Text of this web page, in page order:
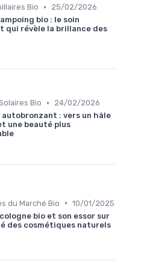
Bio •
25/02/2026
bio : le soin
qui révèle la brillance des
Bio •
24/02/2026
autobronzant : vers un hâle
une beauté plus
du Marché Bio • 10/01/2025
bio et son essor sur
des cosmétiques naturels